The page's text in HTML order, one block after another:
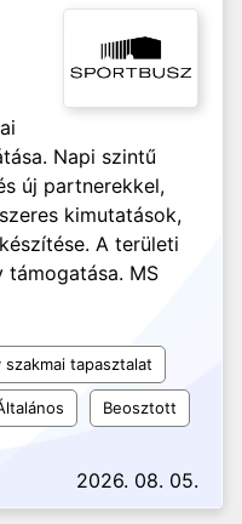
Napi szintű
új partnerekkel,
kimutatások,
A területi
támogatása. MS
szakmai tapasztalat
Beosztott
2026. 08. 05.